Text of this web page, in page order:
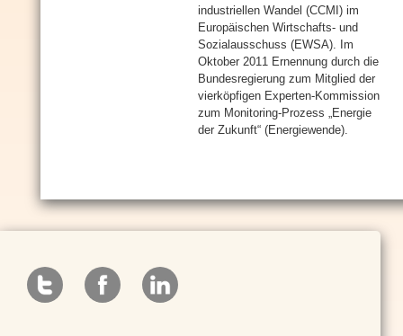
industriellen Wandel (CCMI) im
Europäischen Wirtschafts- und
Sozialausschuss (EWSA). Im
Oktober 2011 Ernennung durch die
Bundesregierung zum Mitglied der
vierköpfigen Experten-Kommission
zum Monitoring-Prozess „Energie
der Zukunft“ (Energiewende).